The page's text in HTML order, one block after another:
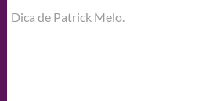
Dica de Patrick Melo.